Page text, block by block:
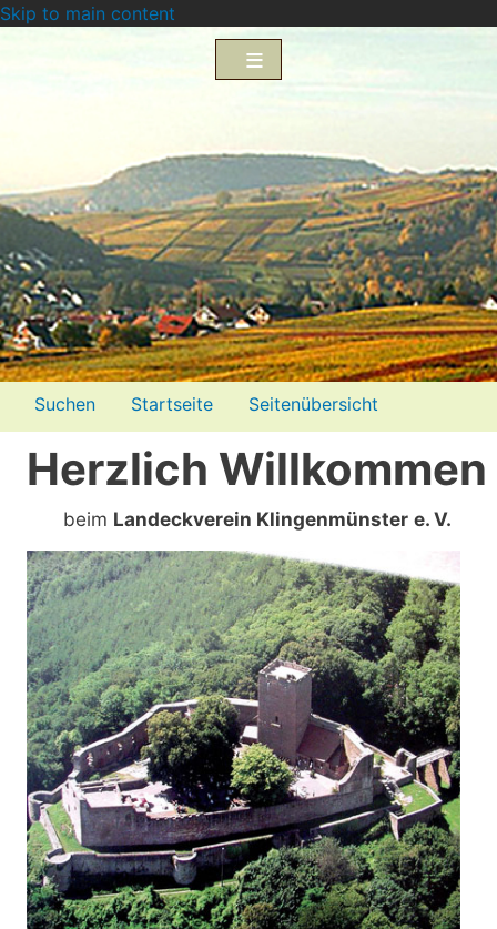
Skip to main content
Menü2
Suchen Startseite
Seitenübersicht
Impressum
Datenschutzerklärung
Herzlich Willkommen
beim Landeckverein Klingenmünster e. V.